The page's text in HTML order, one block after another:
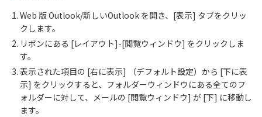
Web 版 Outlook/新しいOutlook を開き、[表示] タブをクリッ
クします。
リボンにある [レイアウト]-[閲覧ウィンドウ] をクリックしま
す。
表示された項目の [右に表示] （デフォルト設定）から [下に表
示] をクリックすると、フォルダーウィンドウにある全てのフ
ォルダーに対して、メールの [閲覧ウィンドウ] が [下] に移動し
ます。